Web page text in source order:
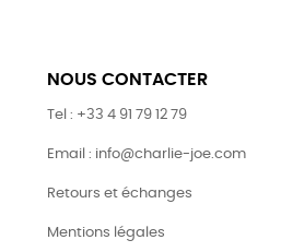
NOUS CONTACTER
Tel : +33 4 91 79 12 79
Email : info@charlie-joe.com
Retours et échanges
Mentions légales